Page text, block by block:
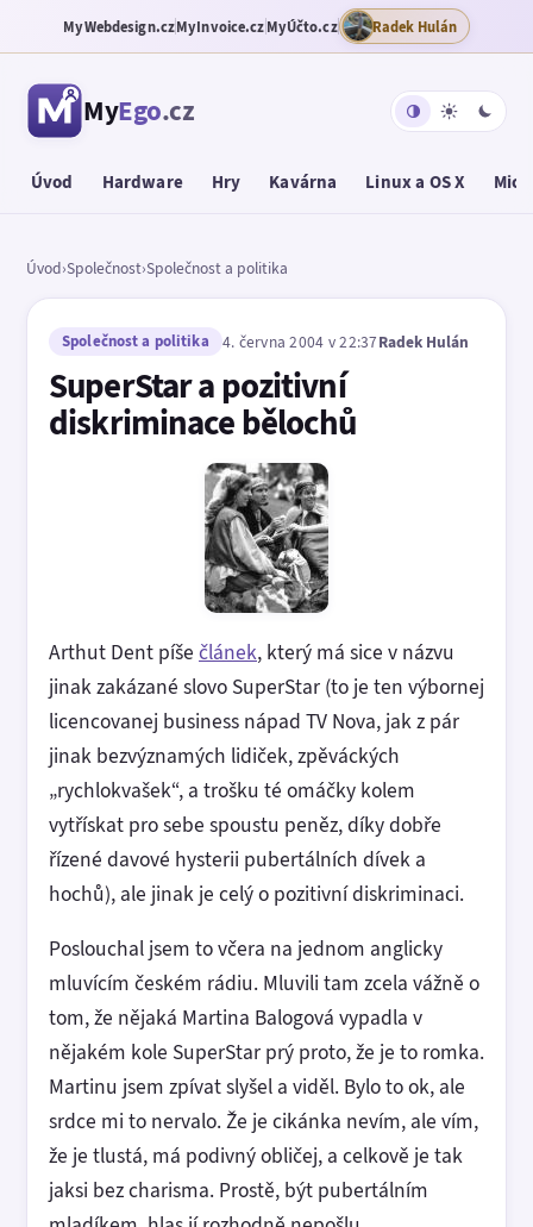
MyWebdesign.czMyInvoice.czMyÚčto.cz Radek Hulán
MyEgo.cz
Úvod Hardware Hry Kavárna Linux a OS X
Úvod›Společnost›Společnost a politika
Společnost a politika 4. června 2004 v 22:37Radek Hulán
SuperStar a pozitivní
diskriminace bělochů
Arthut Dent píše článek, který má sice v názvu
jinak zakázané slovo SuperStar (to je ten výbornej
licencovanej business nápad TV Nova, jak z pár
jinak bezvýznamých lidiček, zpěváckých
„rychlokvašek“, a trošku té omáčky kolem
vytřískat pro sebe spoustu peněz, díky dobře
řízené davové hysterii pubertálních dívek a
hochů), ale jinak je celý o pozitivní diskriminaci.
Poslouchal jsem to včera na jednom anglicky
mluvícím českém rádiu. Mluvili tam zcela vážně o
tom, že nějaká Martina Balogová vypadla v
nějakém kole SuperStar prý proto, že je to romka.
Martinu jsem zpívat slyšel a viděl. Bylo to ok, ale
srdce mi to nervalo. Že je cikánka nevím, ale vím,
že je tlustá, má podivný obličej, a celkově je tak
jaksi bez charisma. Prostě, být pubertálním